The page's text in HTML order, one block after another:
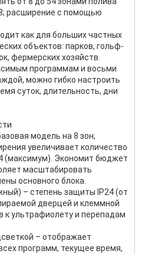
расширение с помощью
как для больших частных
объектов: парков, гольф-
фермерских хозяйств.
программам и восьми
можно гибко настроить
суток, длительность, дни
модель на 8 зон;
увеличивает количество
(максимум). Экономит бюджет
масштабировать
основного блока.
– степень защиты IP24 (от
дверцей и клеммной
к ультрафиолету и перепадам
– отображает
программ, текущее время,